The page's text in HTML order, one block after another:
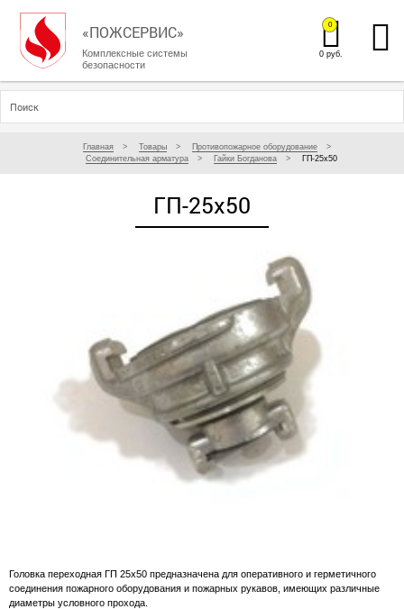
«ПОЖСЕРВИС»
Комплексные системы
безопасности
0
0 руб.
Главная Товары
Противопожарное оборудование
Соединительная арматура
Гайки Богданова ГП-25х50
ГП-25х50
Головка переходная ГП 25х50 предназначена для оперативного и герметичного
соединения пожарного оборудования и пожарных рукавов, имеющих различные
диаметры условного прохода.